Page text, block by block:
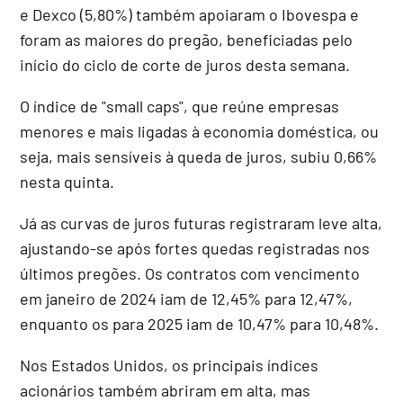
e Dexco (5,80%) também apoiaram o Ibovespa e
foram as maiores do pregão, beneficiadas pelo
início do ciclo de corte de juros desta semana.
O índice de "small caps", que reúne empresas
menores e mais ligadas à economia doméstica, ou
seja, mais sensíveis à queda de juros, subiu 0,66%
nesta quinta.
Já as curvas de juros futuras registraram leve alta,
ajustando-se após fortes quedas registradas nos
últimos pregões. Os contratos com vencimento
em janeiro de 2024 iam de 12,45% para 12,47%,
enquanto os para 2025 iam de 10,47% para 10,48%.
Nos Estados Unidos, os principais índices
acionários também abriram em alta, mas